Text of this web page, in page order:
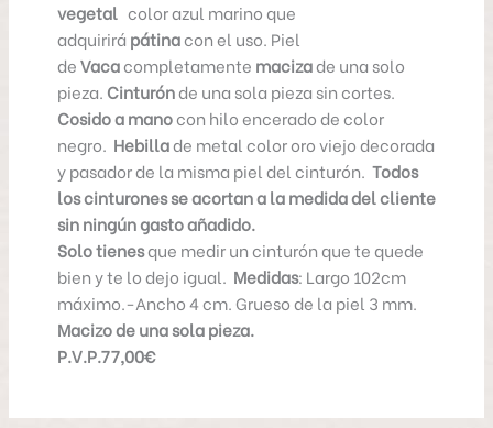
vegetal color azul marino que
adquirirá pátinacon el uso. Piel
deVacacompletamente macizade una solo
pieza. Cinturónde una sola pieza sin cortes.
Cosido a manocon hilo encerado de color
negro. Hebillade metal color oro viejo decorada
y pasador de la misma piel del cinturón. Todos
los cinturones se acortan a la medida del cliente
sin ningún gasto añadido.
Solo tienesque medir un cinturón que te quede
bien y te lo dejo igual. Medidas: Largo 102cm
máximo.-Ancho 4 cm. Grueso de la piel 3 mm.
Macizo de una sola pieza.
P.V.P.77,00€